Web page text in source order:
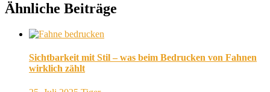
Ähnliche Beiträge
Sichtbarkeit mit Stil – was beim Bedrucken von Fahnen
wirklich zählt